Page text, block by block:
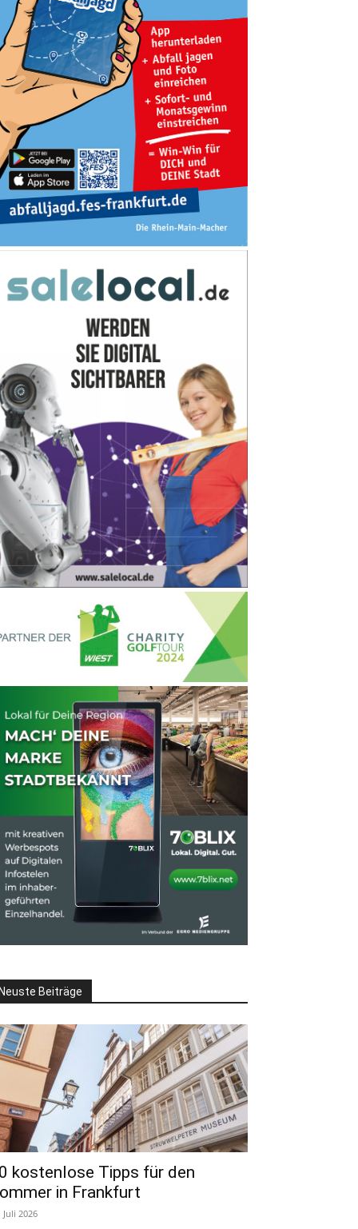
Beiträge
kostenlose Tipps für den
in Frankfurt
Juli 2026